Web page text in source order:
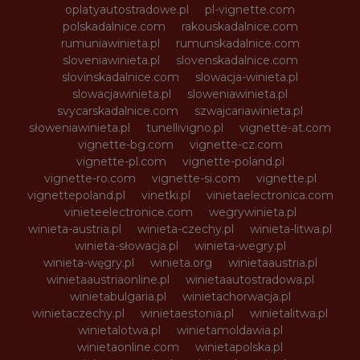
oplatyautostradowe.pl
pl-vignette.com
polskadalnice.com
rakouskadalnice.com
rumuniawinieta.pl
rumunskadalnice.com
sloveniawinieta.pl
slovenskadalnice.com
slovinskadalnice.com
slowacja-winieta.pl
slowacjawinieta.pl
sloweniawinieta.pl
svycarskadalnice.com
szwajcariawinieta.pl
słoweniawinieta.pl
tunellivigno.pl
vignette-at.com
vignette-bg.com
vignette-cz.com
vignette-pl.com
vignette-poland.pl
vignette-ro.com
vignette-si.com
vignette.pl
vignettepoland.pl
vinetki.pl
vinietaelectronica.com
vinieteelectronice.com
wegrywinieta.pl
winieta-austria.pl
winieta-czechy.pl
winieta-litwa.pl
winieta-słowacja.pl
winieta-wegry.pl
winieta-węgry.pl
winieta.org
winietaaustria.pl
winietaaustriaonline.pl
winietaautostradowa.pl
winietabulgaria.pl
winietachorwacja.pl
winietaczechy.pl
winietaestonia.pl
winietalitwa.pl
winietalotwa.pl
winietamoldawia.pl
winietaonline.com
winietapolska.pl